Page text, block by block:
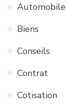
Automobile
Biens
Conseils
Contrat
Cotisation